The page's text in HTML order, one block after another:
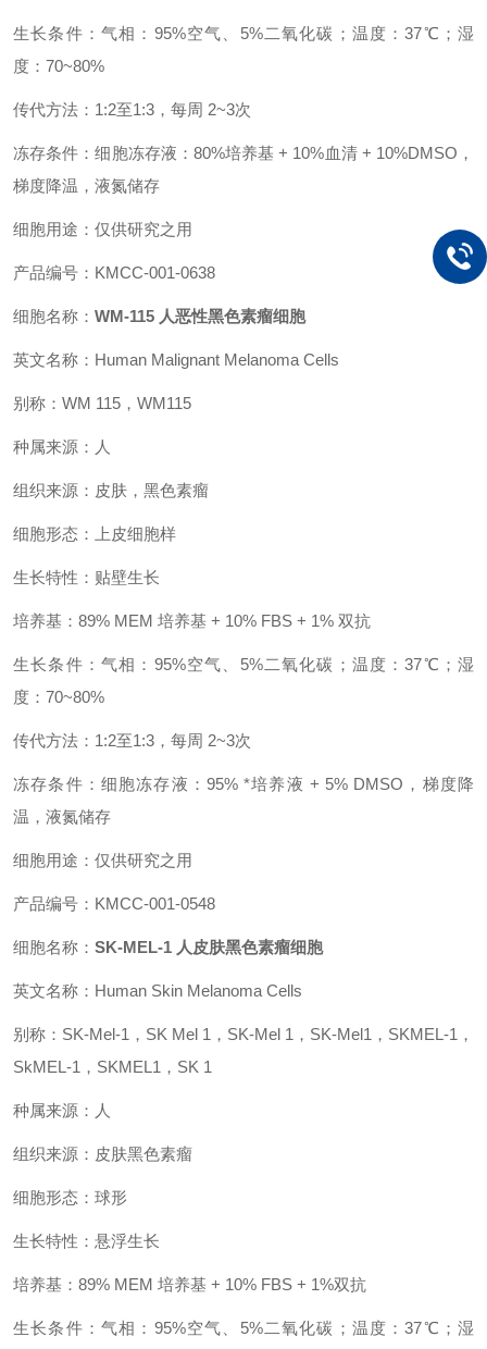
生长条件：气相：95%空气、5%二氧化碳；温度：37℃；湿
度：70~80%
传代方法：1:2至1:3，每周 2~3次
冻存条件：细胞冻存液：80%培养基 + 10%血清 + 10%DMSO，
梯度降温，液氮储存
细胞用途：仅供研究之用
产品编号：KMCC-001-0638
细胞名称： WM-115 人恶性黑色素瘤细胞
英文名称：Human Malignant Melanoma Cells
别称：WM 115，WM115
种属来源：人
组织来源：皮肤，黑色素瘤
细胞形态：上皮细胞样
生长特性：贴壁生长
培养基：89% MEM 培养基 + 10% FBS + 1% 双抗
生长条件：气相：95%空气、5%二氧化碳；温度：37℃；湿
度：70~80%
传代方法：1:2至1:3，每周 2~3次
冻存条件：细胞冻存液：95% *培养液 + 5% DMSO，梯度降
温，液氮储存
细胞用途：仅供研究之用
产品编号：KMCC-001-0548
细胞名称： SK-MEL-1 人皮肤黑色素瘤细胞
英文名称：Human Skin Melanoma Cells
别称：SK-Mel-1，SK Mel 1，SK-Mel 1，SK-Mel1，SKMEL-1，
SkMEL-1，SKMEL1，SK 1
种属来源：人
组织来源：皮肤黑色素瘤
细胞形态：球形
生长特性：悬浮生长
培养基：89% MEM 培养基 + 10% FBS + 1%双抗
生长条件：气相：95%空气、5%二氧化碳；温度：37℃；湿